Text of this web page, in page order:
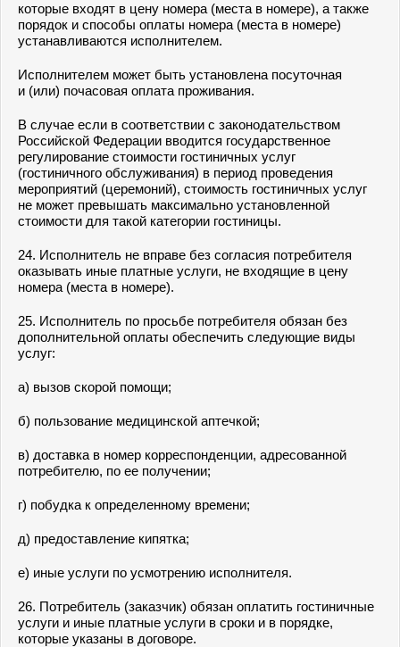
которые входят в цену номера (места в номере), а также
порядок и способы оплаты номера (места в номере)
устанавливаются исполнителем.
Исполнителем может быть установлена посуточная
и (или) почасовая оплата проживания.
В случае если в соответствии с законодательством
Российской Федерации вводится государственное
регулирование стоимости гостиничных услуг
(гостиничного обслуживания) в период проведения
мероприятий (церемоний), стоимость гостиничных услуг
не может превышать максимально установленной
стоимости для такой категории гостиницы.
24. Исполнитель не вправе без согласия потребителя
оказывать иные платные услуги, не входящие в цену
номера (места в номере).
25. Исполнитель по просьбе потребителя обязан без
дополнительной оплаты обеспечить следующие виды
услуг:
а) вызов скорой помощи;
б) пользование медицинской аптечкой;
в) доставка в номер корреспонденции, адресованной
потребителю, по ее получении;
г) побудка к определенному времени;
д) предоставление кипятка;
е) иные услуги по усмотрению исполнителя.
26. Потребитель (заказчик) обязан оплатить гостиничные
услуги и иные платные услуги в сроки и в порядке,
которые указаны в договоре.